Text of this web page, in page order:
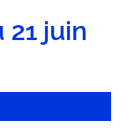
juin